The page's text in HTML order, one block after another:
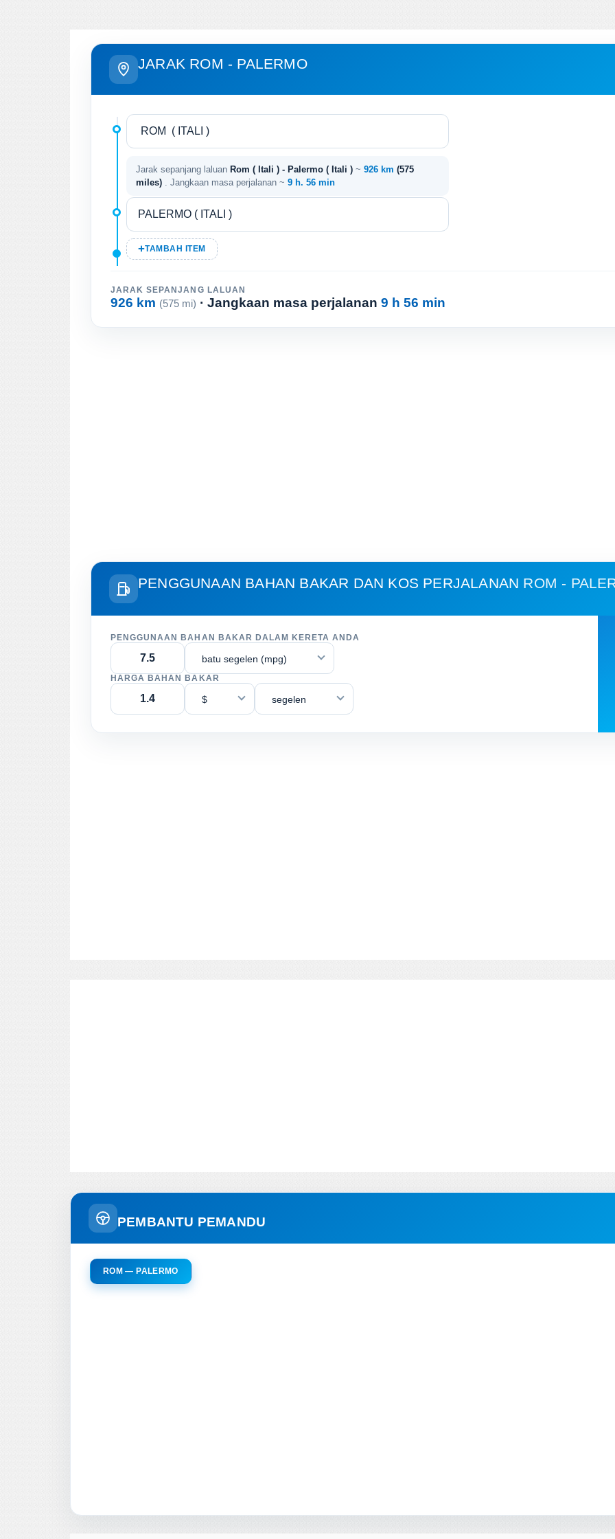
JARAK ROM - PALERMO
Jarak sepanjang laluan Rom ( Itali ) - Palermo ( Itali ) ~ 926 km (575
miles)
. Jangkaan masa perjalanan ~ 9 h. 56 min
TAMBAH ITEM
JARAK SEPANJANG LALUAN
926 km (575 mi) · Jangkaan masa perjalanan 9 h 56 min
PENGGUNAAN BAHAN BAKAR DAN KOS PERJALANAN ROM -
PENGGUNAAN BAHAN BAKAR DALAM KERETA ANDA
batu segelen (mpg)
HARGA BAHAN BAKAR
$ segelen
PEMBANTU PEMANDU
ROM — PALERMO